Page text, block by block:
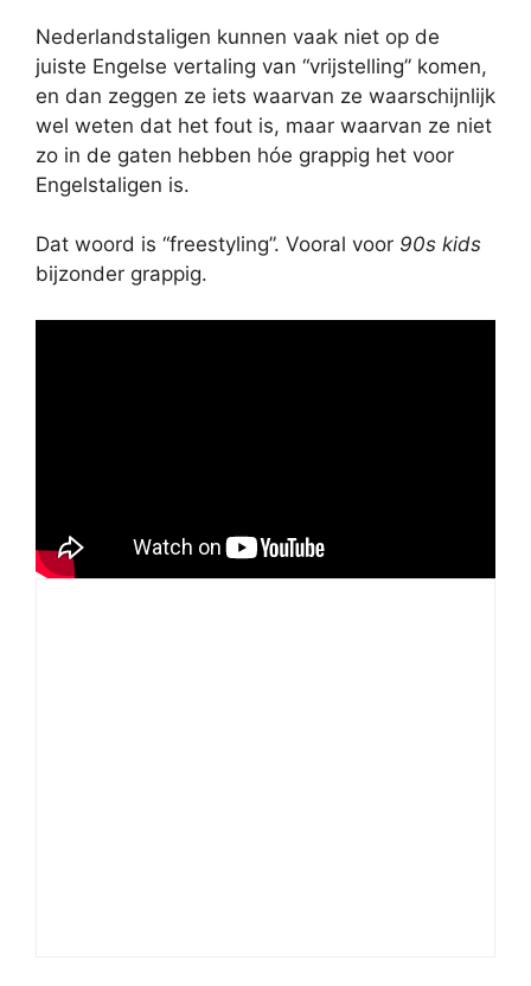
Nederlandstaligen kunnen vaak niet op de
juiste Engelse vertaling van “vrijstelling” komen,
en dan zeggen ze iets waarvan ze waarschijnlijk
wel weten dat het fout is, maar waarvan ze niet
zo in de gaten hebben hóe grappig het voor
Engelstaligen is.
Dat woord is “freestyling”. Vooral voor 90s kids
bijzonder grappig.